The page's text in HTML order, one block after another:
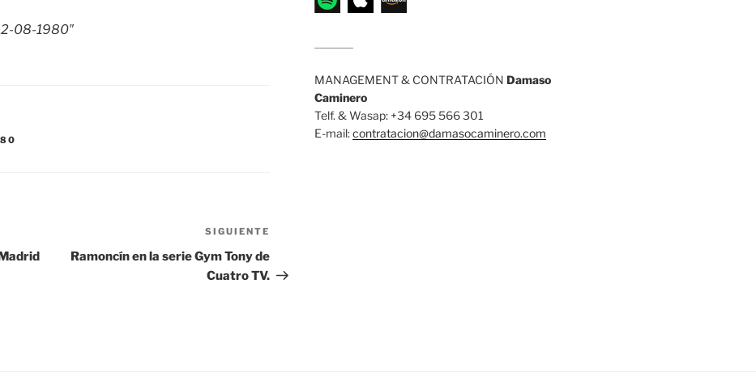
08-1980″
entrada
SIGUIENTE
Ramoncín en la serie Gym Tony de
Cuatro TV.
MANAGEMENT & CONTRATACIÓN Damaso
Caminero
Telf. & Wasap: +34 695 566 301
E-mail:contratacion@damasocaminero.com